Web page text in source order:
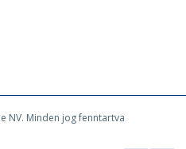
NV. Minden jog fenntartva